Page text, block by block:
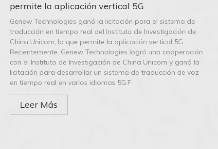
permite la aplicación vertical 5G
Genew Technologies ganó la licitación para el sistema de
traducción en tiempo real del Instituto de Investigación de
China Unicom, lo que permite la aplicación vertical 5G
Recientemente, Genew Technologies logró una cooperación
con el Instituto de Investigación de China Unicom y ganó la
licitación para desarrollar un sistema de traducción de voz
en tiempo real en varios idiomas 5G.F
Leer Más